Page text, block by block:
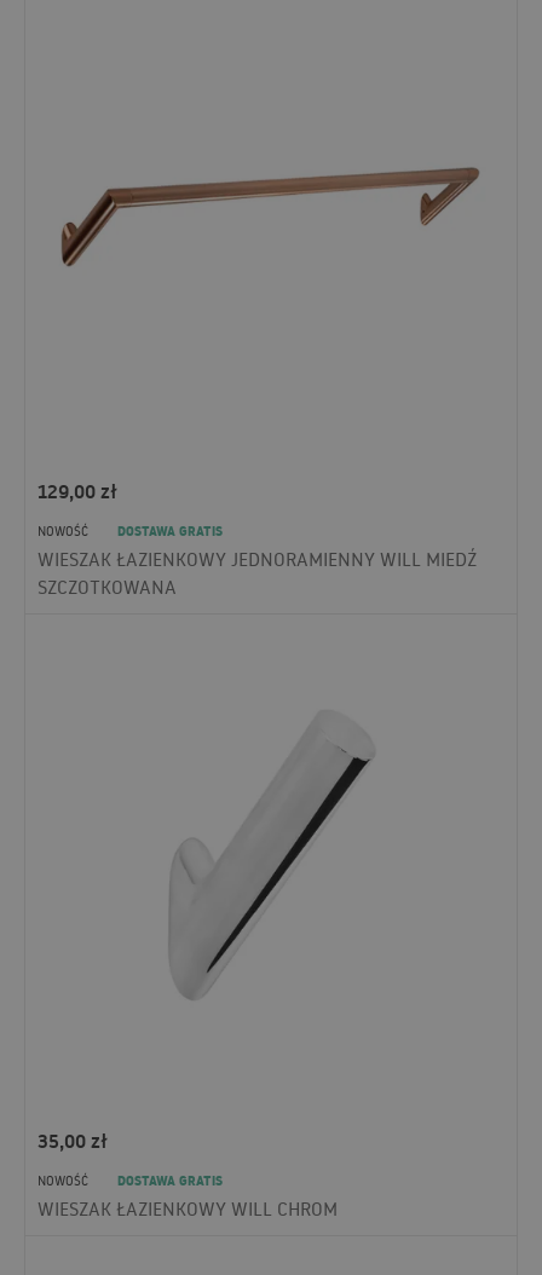
129,00zł
NOWOŚĆ
DOSTAWA GRATIS
WIESZAK ŁAZIENKOWY JEDNORAMIENNY WILL MIEDŹ
SZCZOTKOWANA
35,00zł
NOWOŚĆ
DOSTAWA GRATIS
WIESZAK ŁAZIENKOWY WILL CHROM